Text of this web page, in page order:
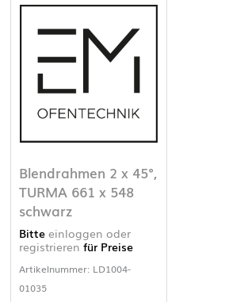
Blendrahmen 2 x 45°,
TURMA 661 x 548
schwarz
Bitteeinloggen oder
registrieren für Preise
Artikelnummer: LD1004-
01035